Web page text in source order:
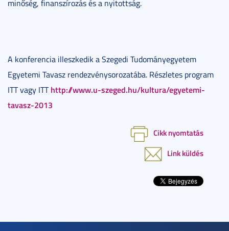
minőség, finanszírozás és a nyitottság.
A konferencia illeszkedik a Szegedi Tudományegyetem
Egyetemi Tavasz rendezvénysorozatába. Részletes program
ITT vagy ITThttp://www.u-szeged.hu/kultura/egyetemi-
tavasz-2013
Cikk nyomtatás
Link küldés